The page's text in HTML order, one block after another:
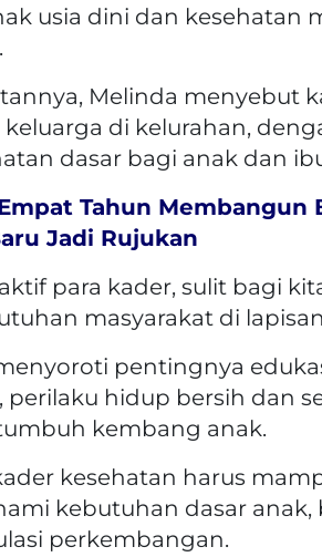
usia dini dan kesehatan
Melinda menyebut
keluarga di kelurahan,
dasar bagi anak dan
Tahun Membangun
Jadi Rujukan
para kader, sulit bagi
masyarakat di
pentingnya
perilaku hidup bersih dan
kembang anak.
kesehatan harus
kebutuhan dasar anak,
perkembangan.